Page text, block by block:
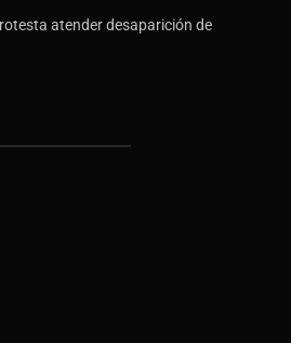
atender desaparición de